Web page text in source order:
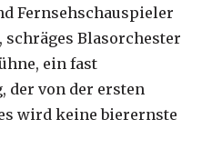
Fernsehschauspieler
schräges Blasorchester
ein fast
der von der ersten
wird keine bierernste